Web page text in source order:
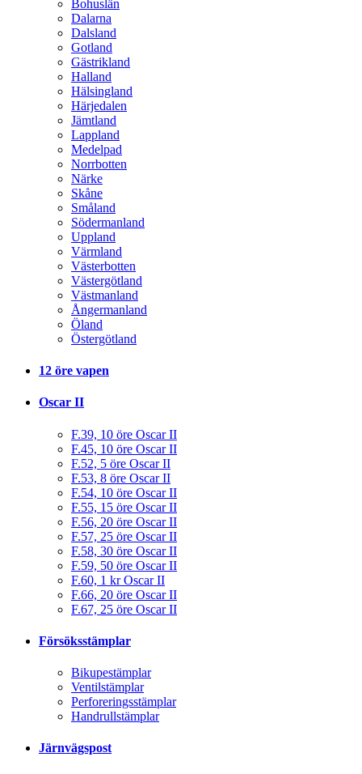
Bohuslän
Dalarna
Dalsland
Gotland
Gästrikland
Halland
Hälsingland
Härjedalen
Jämtland
Lappland
Medelpad
Norrbotten
Närke
Skåne
Småland
Södermanland
Uppland
Värmland
Västerbotten
Västergötland
Västmanland
Ångermanland
Öland
Östergötland
12 öre vapen
Oscar II
F.39, 10 öre Oscar II
F.45, 10 öre Oscar II
F.52, 5 öre Oscar II
F.53, 8 öre Oscar II
F.54, 10 öre Oscar II
F.55, 15 öre Oscar II
F.56, 20 öre Oscar II
F.57, 25 öre Oscar II
F.58, 30 öre Oscar II
F.59, 50 öre Oscar II
F.60, 1 kr Oscar II
F.66, 20 öre Oscar II
F.67, 25 öre Oscar II
Försöksstämplar
Bikupestämplar
Ventilstämplar
Perforeringsstämplar
Handrullstämplar
Järnvägspost